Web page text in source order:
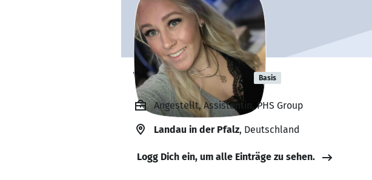
Vanessa Deege Basis
Angestellt, Assistentin, PHS Group
Landau in der Pfalz, Deutschland
Logg Dich ein, um alle Einträge zu sehen.